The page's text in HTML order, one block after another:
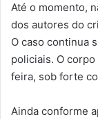
Até o momento,
dos autores do
O caso continua
policiais. O
feira, sob forte
Ainda conforme